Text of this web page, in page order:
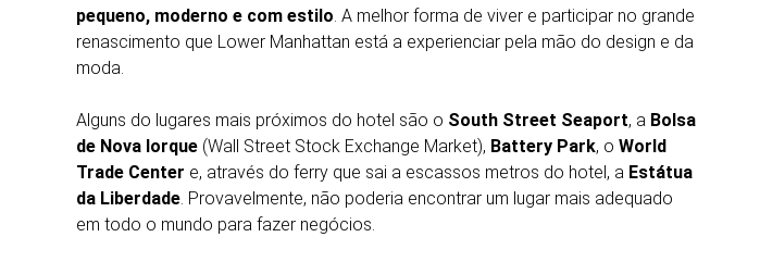
pequeno, moderno e com estilo. A melhor forma de viver e participar no grande
renascimento que Lower Manhattan está a experienciar pela mão do design e da
moda.
Alguns do lugares mais próximos do hotel são o South Street Seaport, a Bolsa
de Nova Iorque (Wall Street Stock Exchange Market), Battery Park, o World
Trade Center e, através do ferry que sai a escassos metros do hotel, a Estátua
da Liberdade. Provavelmente, não poderia encontrar um lugar mais adequado
em todo o mundo para fazer negócios.